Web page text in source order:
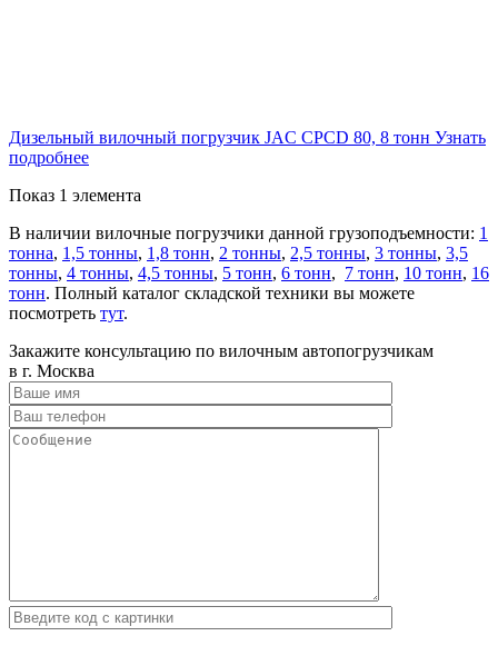
Дизельный вилочный погрузчик JAC CPCD 80, 8 тонн Узнать
подробнее
Показ 1 элемента
В наличии вилочные погрузчики данной грузоподъемности: 1
тонна, 1,5 тонны, 1,8 тонн, 2 тонны, 2,5 тонны, 3 тонны, 3,5
тонны, 4 тонны, 4,5 тонны, 5 тонн, 6 тонн, 7 тонн, 10 тонн, 16
тонн. Полный каталог складской техники вы можете
посмотреть тут.
Закажите консультацию по вилочным автопогрузчикам
в г. Москва